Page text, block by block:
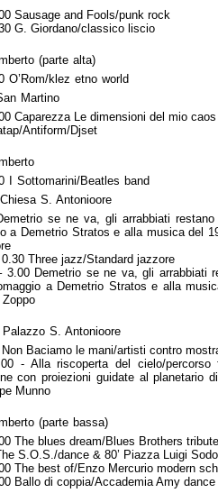
Sausage and Fools/punk rock
G. Giordano/classico liscio
(parte alta)
O’Rom/klez etno world
Martino
Caparezza Le dimensioni del mio caos
Antiform/Djset
I Sottomarini/Beatles band
S. Antonioore
se ne va, gli arrabbiati
a Demetrio Stratos e alla musica del
Three jazz/Standard jazzore
3.00 Demetrio se ne va, gli arrabbiati
a Demetrio Stratos e alla
Zoppo
S. Antonioore
Baciamo le mani/artisti contro
- Alla riscoperta del cielo/percorso
con proiezioni guidate al planetario
Munno
(parte bassa)
The blues dream/Blues Brothers
S.O.S./dance & 80’ Piazza Luigi Sodo
The best of/Enzo Mercurio modern
Ballo di coppia/Accademia Amy dance